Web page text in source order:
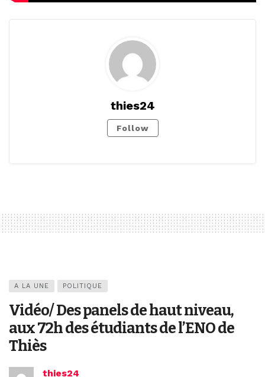
thies24
Follow
A LA UNE POLITIQUE
Vidéo/ Des panels de haut niveau,
aux 72h des étudiants de l’ENO de
Thiès
thies24